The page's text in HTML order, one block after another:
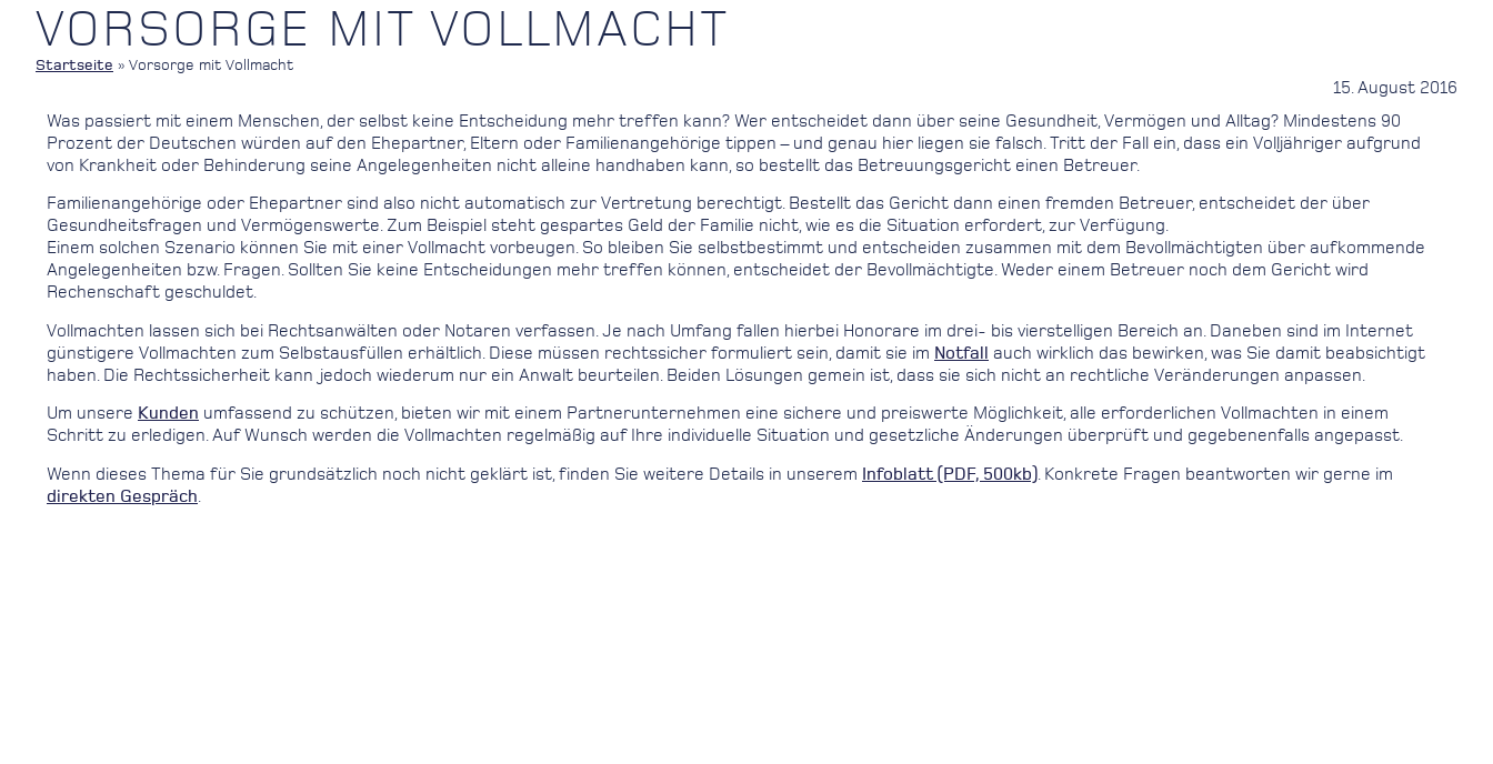
VORSORGE MIT VOLLMACHT
Startseite » Vorsorge mit Vollmacht
15. August 2016
Was passiert mit einem Menschen, der selbst keine Entscheidung mehr treffen kann? Wer entscheidet dann über seine Gesundheit, Vermögen und Alltag? Mindestens 90
Prozent der Deutschen würden auf den Ehepartner, Eltern oder Familienangehörige tippen – und genau hier liegen sie falsch. Tritt der Fall ein, dass ein Volljähriger aufgrund
von Krankheit oder Behinderung seine Angelegenheiten nicht alleine handhaben kann, so bestellt das Betreuungsgericht einen Betreuer.
Familienangehörige oder Ehepartner sind also nicht automatisch zur Vertretung berechtigt. Bestellt das Gericht dann einen fremden Betreuer, entscheidet der über
Gesundheitsfragen und Vermögenswerte. Zum Beispiel steht gespartes Geld der Familie nicht, wie es die Situation erfordert, zur Verfügung.
Einem solchen Szenario können Sie mit einer Vollmacht vorbeugen. So bleiben Sie selbstbestimmt und entscheiden zusammen mit dem Bevollmächtigten über aufkommende
Angelegenheiten bzw. Fragen. Sollten Sie keine Entscheidungen mehr treffen können, entscheidet der Bevollmächtigte. Weder einem Betreuer noch dem Gericht wird
Rechenschaft geschuldet.
Vollmachten lassen sich bei Rechtsanwälten oder Notaren verfassen. Je nach Umfang fallen hierbei Honorare im drei- bis vierstelligen Bereich an. Daneben sind im Internet
günstigere Vollmachten zum Selbstausfüllen erhältlich. Diese müssen rechtssicher formuliert sein, damit sie im Notfall auch wirklich das bewirken, was Sie damit beabsichtigt
haben. Die Rechtssicherheit kann jedoch wiederum nur ein Anwalt beurteilen. Beiden Lösungen gemein ist, dass sie sich nicht an rechtliche Veränderungen anpassen.
Um unsere Kunden umfassend zu schützen, bieten wir mit einem Partnerunternehmen eine sichere und preiswerte Möglichkeit, alle erforderlichen Vollmachten in einem
Schritt zu erledigen. Auf Wunsch werden die Vollmachten regelmäßig auf Ihre individuelle Situation und gesetzliche Änderungen überprüft und gegebenenfalls angepasst.
Wenn dieses Thema für Sie grundsätzlich noch nicht geklärt ist, finden Sie weitere Details in unserem Infoblatt (PDF, 500kb) . Konkrete Fragen beantworten wir gerne im
direkten Gespräch